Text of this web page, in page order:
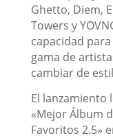
Ghetto, Diem,
Towers y
capacidad
gama de
cambiar de
El lanzamiento
«Mejor Álbum
Favoritos 2.5»